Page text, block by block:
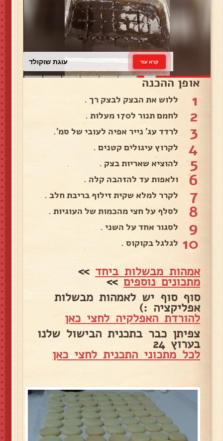
עוגת שוקולד קרא עוד
אופן ההכנה
1 ללוש את הבצק לבצק רך .
2 לחמם תנור ל170 מעלות .
3 לרדד עג׳ נייר אפיה לעובי של סמ׳.
4 לקרוץ עיגולים קטנים .
5 להוציא שאריות בצק .
6 ולאפות עד להזהבה קלה .
7 לקרר למלא שקית זילוף בריבת חלב .
8 לסלף על חצי מהכמות של העוגיות .
9 לסגור אחד על השני .
10 לגלגל בקוקוס .
אמהות מבשלות ביחד >>
מתכונים נוספים>>
סוף סוף יש לאמהות מבשלות
אפליקציה :)
להורדת האפלקיה לחצי כאן
צפיתן כבר בתכנית הבישול שלנו
בערוץ 24
לכל מתכוני התכנית לחצי כאן